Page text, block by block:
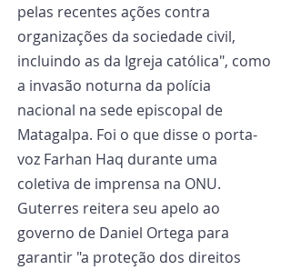
pelas recentes ações contra
organizações da sociedade civil,
incluindo as da Igreja católica", como
a invasão noturna da polícia
nacional na sede episcopal de
Matagalpa. Foi o que disse o porta-
voz Farhan Haq durante uma
coletiva de imprensa na ONU.
Guterres reitera seu apelo ao
governo de Daniel Ortega para
garantir "a proteção dos direitos